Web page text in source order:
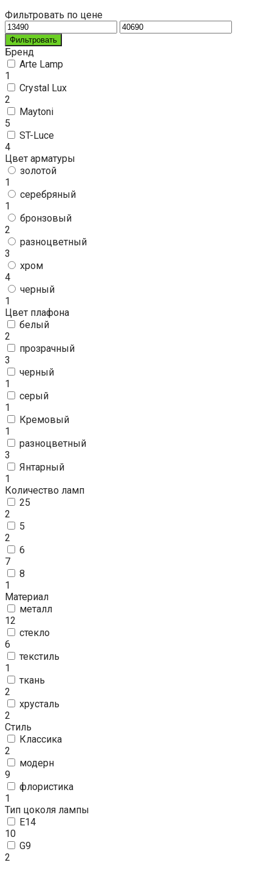
Фильтровать по цене
Фильтровать
Бренд
Arte Lamp
1
Crystal Lux
2
Maytoni
5
ST-Luce
4
Цвет арматуры
золотой
1
серебряный
1
бронзовый
2
разноцветный
3
хром
4
черный
1
Цвет плафона
белый
2
прозрачный
3
черный
1
серый
1
Кремовый
1
разноцветный
3
Янтарный
1
Количество ламп
25
2
5
2
6
7
8
1
Материал
металл
12
стекло
6
текстиль
1
ткань
2
хрусталь
2
Стиль
Классика
2
модерн
9
флористика
1
Тип цоколя лампы
E14
10
G9
2